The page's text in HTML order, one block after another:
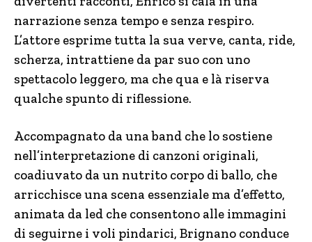
narrazione senza tempo e senza respiro.
L’attore esprime tutta la sua verve, canta, ride,
scherza, intrattiene da par suo con uno
spettacolo leggero, ma che qua e là riserva
qualche spunto di riflessione.
Accompagnato da una band che lo sostiene
nell’interpretazione di canzoni originali,
coadiuvato da un nutrito corpo di ballo, che
arricchisce una scena essenziale ma d’effetto,
animata da led che consentono alle immagini
di seguirne i voli pindarici, Brignano conduce